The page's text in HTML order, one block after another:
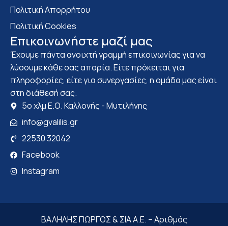
Πολιτική Απορρήτου
Πολιτική Cookies
Επικοινωνήστε μαζί μας
Έχουμε πάντα ανοιχτή γραμμή επικοινωνίας για να
λύσουμε κάθε σας απορία. Είτε πρόκειται για
πληροφορίες, είτε για συνεργασίες, η ομάδα μας είναι
στη διάθεσή σας.
5ο χλμ Ε.Ο. Καλλονής - Μυτιλήνης
info@gvalilis.gr
22530 32042
Facebook
Instagram
ΒΑΛΗΛΗΣ ΓΙΩΡΓΟΣ & ΣΙΑ Α.Ε. – Αριθμός